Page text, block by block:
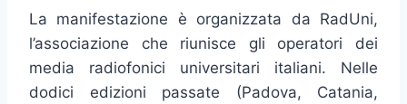
La manifestazione è organizzata da RadUni,
l’associazione che riunisce gli operatori dei
media radiofonici universitari italiani. Nelle
dodici edizioni passate (Padova, Catania,